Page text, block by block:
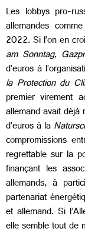
Les lobbys pro-
allemandes
2022. Si l’on en
am Sonntag,
d’euros à
la Protection du
premier virement
allemand avait déjà
d’euros à la
compromissions
regrettable sur la
finançant les
allemands, à
partenariat
et allemand. Si
elle semble tout de